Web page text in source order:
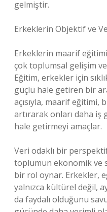
gelmiştir.
Erkeklerin Objektif ve
Erkeklerin maarif
çok toplumsal gelişim
Eğitim, erkekler için
güçlü hale getiren bir
açısıyla, maarif
artırarak onları daha iş
hale getirmeyi amaçlar.
Veri odaklı bir
toplumun ekonomik ve
bir rol oynar. Erkekler,
yalnızca kültürel değil,
da faydalı olduğunu